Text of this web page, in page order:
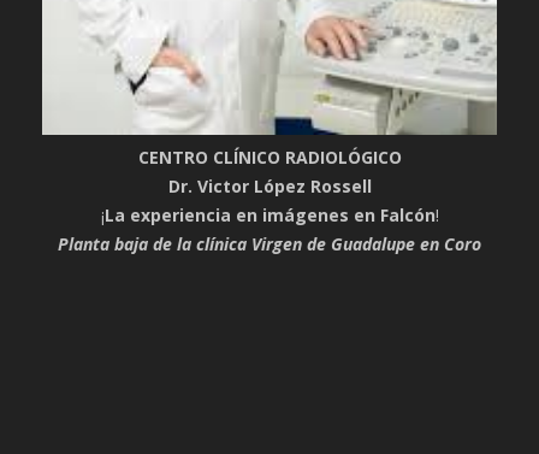
CENTRO CLÍNICO RADIOLÓGICO
Dr. Victor López Rossell
¡La experiencia en imágenes en Falcón!
Planta baja de la clínica Virgen de Guadalupe en Coro